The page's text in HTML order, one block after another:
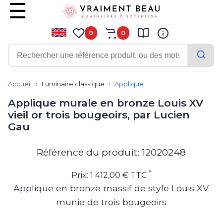
0 0
Contemporain
Applique
Eclairage tableau
Lampadaire
Lampe de bureau
Lampe sans fil
Plafonnier
Accueil Luminaire classique Applique
Applique murale en bronze Louis XV
vieil or trois bougeoirs, par Lucien
Gau
Référence du produit: 12020248
Prix: 1 412,00 € TTC *
Applique en bronze massif de style Louis XV
munie de trois bougeoirs